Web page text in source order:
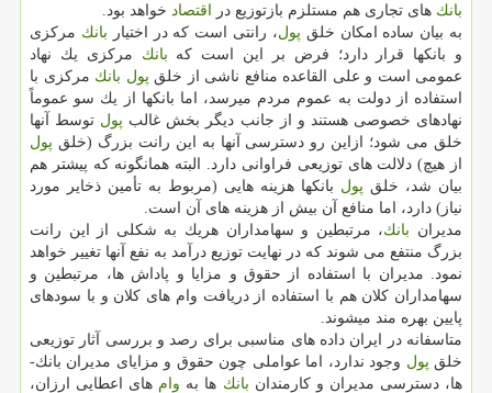
بانك ­های تجاری هم مستلزم بازتوزیع در اقتصاد خواهد بود.
به بیان ساده امكان خلق پول، رانتی است كه در اختیار بانك مركزی
و بانك­ها قرار دارد؛ فرض بر این است كه بانك مركزی یك نهاد
عمومی است و علی ­القاعده منافع ناشی از خلق پول بانك مركزی با
استفاده از دولت به عموم مردم می­رسد، اما بانك­ها از یك سو عموماً
نهادهای خصوصی هستند و از جانب دیگر بخش غالب پول توسط آن­ها
خلق می ­شود؛ ازاین رو دسترسی آن­ها به این رانت بزرگ (خلق پول
از هیچ) دلالت­ های توزیعی فراوانی دارد. البته همان­گونه كه پیش­تر هم
بیان شد، خلق پول بانك­ها هزینه­ هایی (مربوط به تأمین ذخایر مورد
نیاز) دارد، اما منافع آن بیش از هزینه­ های آن است.
مدیران بانك، مرتبطین و سهام­داران هریك به شكلی از این رانت
بزرگ منتفع می­ شوند كه در نهایت توزیع درآمد به نفع آن­ها تغییر خواهد
نمود. مدیران با استفاده از حقوق و مزایا و پاداش ­ها، مرتبطین و
سهام­داران كلان هم با استفاده از دریافت وام­ های كلان و با سودهای
پایین بهره ­مند می­شوند.
متاسفانه در ایران داده ­های مناسبی برای رصد و بررسی آثار توزیعی
خلق پولوجود ندارد، اما عواملی چون حقوق و مزایای مدیران بانك­
ها، دسترسی مدیران و كارمندان بانك ­ها به وام ­های اعطایی ارزان،